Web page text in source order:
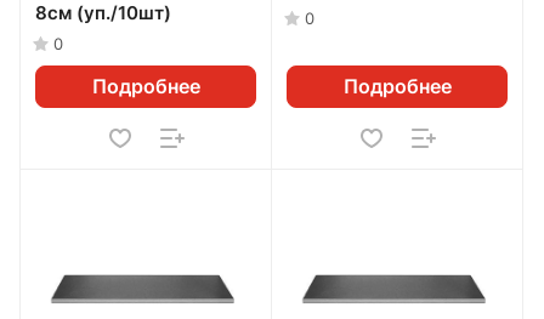
8см (уп./10шт)
0
Подробнее
0
Подробнее